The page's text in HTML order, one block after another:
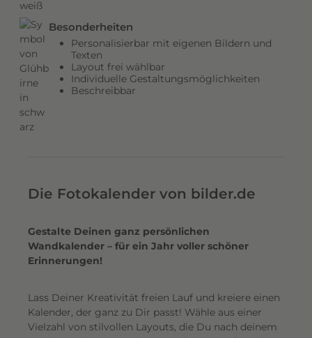
Besonderheiten
Personalisierbar mit eigenen Bildern und
Texten
Layout frei wählbar
Individuelle Gestaltungsmöglichkeiten
Beschreibbar
Die Fotokalender von bilder.de
Gestalte Deinen ganz persönlichen
Wandkalender – für ein Jahr voller schöner
Erinnerungen!
Lass Deiner Kreativität freien Lauf und kreiere einen
Kalender, der ganz zu Dir passt! Wähle aus einer
Vielzahl von stilvollen Layouts, die Du nach deinem